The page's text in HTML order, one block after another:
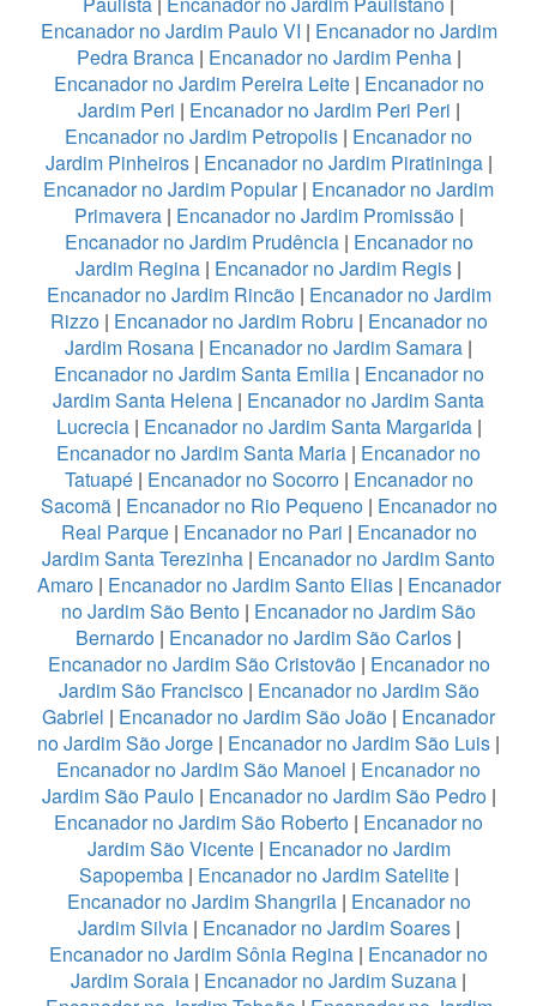
Encanador no Jardim Paulo VI | Encanador no Jardim
Pedra Branca| Encanador no Jardim Penha|
Encanador no Jardim Pereira Leite| Encanador no
Jardim Peri | Encanador no Jardim Peri Peri |
Encanador no Jardim Petropolis | Encanador no
Jardim Pinheiros| Encanador no Jardim Piratininga|
Encanador no Jardim Popular| Encanador no Jardim
Primavera| Encanador no Jardim Promissão|
Encanador no Jardim Prudência| Encanador no
Jardim Regina | Encanador no Jardim Regis |
Encanador no Jardim Rincão| Encanador no Jardim
Rizzo| Encanador no Jardim Robru | Encanador no
Jardim Rosana | Encanador no Jardim Samara |
Encanador no Jardim Santa Emilia| Encanador no
Jardim Santa Helena | Encanador no Jardim Santa
Lucrecia| Encanador no Jardim Santa Margarida|
Encanador no Jardim Santa Maria | Encanador no
Tatuapé| Encanador no Socorro| Encanador no
Sacomã| Encanador no Rio Pequeno| Encanador no
Real Parque| Encanador no Pari | Encanador no
Jardim Santa Terezinha | Encanador no Jardim Santo
Amaro| Encanador no Jardim Santo Elias| Encanador
no Jardim São Bento | Encanador no Jardim São
Bernardo | Encanador no Jardim São Carlos |
Encanador no Jardim São Cristovão| Encanador no
Jardim São Francisco| Encanador no Jardim São
Gabriel | Encanador no Jardim São João | Encanador
no Jardim São Jorge | Encanador no Jardim São Luis |
Encanador no Jardim São Manoel | Encanador no
Jardim São Paulo| Encanador no Jardim São Pedro|
Encanador no Jardim São Roberto | Encanador no
Jardim São Vicente| Encanador no Jardim
Sapopemba| Encanador no Jardim Satelite|
Encanador no Jardim Shangrila| Encanador no
Jardim Silvia| Encanador no Jardim Soares|
Encanador no Jardim Sônia Regina | Encanador no
Jardim Soraia | Encanador no Jardim Suzana |